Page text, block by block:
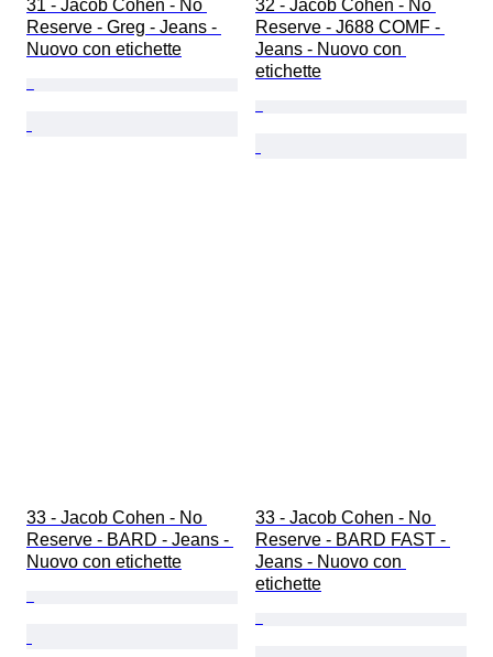
31 - Jacob Cohen - No
Reserve - Greg - Jeans -
Nuovo con etichette
32 - Jacob Cohen - No
Reserve - J688 COMF -
Jeans - Nuovo con
etichette
33 - Jacob Cohen - No
Reserve - BARD - Jeans -
Nuovo con etichette
33 - Jacob Cohen - No
Reserve - BARD FAST -
Jeans - Nuovo con
etichette